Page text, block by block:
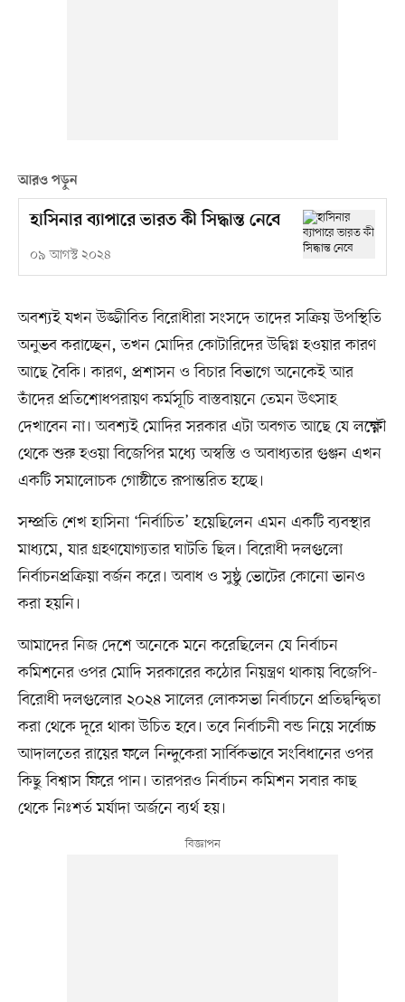
আরও পড়ুন
হাসিনার ব্যাপারে ভারত কী সিদ্ধান্ত নেবে
০৯ আগস্ট ২০২৪
অবশ্যই যখন উজ্জীবিত বিরোধীরা সংসদে তাদের সক্রিয় উপস্থিতি
অনুভব করাচ্ছেন, তখন মোদির কোটারিদের উদ্বিগ্ন হওয়ার কারণ
আছে বৈকি। কারণ, প্রশাসন ও বিচার বিভাগে অনেকেই আর
তাঁদের প্রতিশোধপরায়ণ কর্মসূচি বাস্তবায়নে তেমন উৎসাহ
দেখাবেন না। অবশ্যই মোদির সরকার এটা অবগত আছে যে লক্ষ্ণৌ
থেকে শুরু হওয়া বিজেপির মধ্যে অস্বস্তি ও অবাধ্যতার গুঞ্জন এখন
একটি সমালোচক গোষ্ঠীতে রূপান্তরিত হচ্ছে।
সম্প্রতি শেখ হাসিনা ‘নির্বাচিত’ হয়েছিলেন এমন একটি ব্যবস্থার
মাধ্যমে, যার গ্রহণযোগ্যতার ঘাটতি ছিল। বিরোধী দলগুলো
নির্বাচনপ্রক্রিয়া বর্জন করে। অবাধ ও সুষ্ঠু ভোটের কোনো ভানও
করা হয়নি।
আমাদের নিজ দেশে অনেকে মনে করেছিলেন যে নির্বাচন
কমিশনের ওপর মোদি সরকারের কঠোর নিয়ন্ত্রণ থাকায় বিজেপি-
বিরোধী দলগুলোর ২০২৪ সালের লোকসভা নির্বাচনে প্রতিদ্বন্দ্বিতা
করা থেকে দূরে থাকা উচিত হবে। তবে নির্বাচনী বন্ড নিয়ে সর্বোচ্চ
আদালতের রায়ের ফলে নিন্দুকেরা সার্বিকভাবে সংবিধানের ওপর
কিছু বিশ্বাস ফিরে পান। তারপরও নির্বাচন কমিশন সবার কাছ
থেকে নিঃশর্ত মর্যাদা অর্জনে ব্যর্থ হয়।